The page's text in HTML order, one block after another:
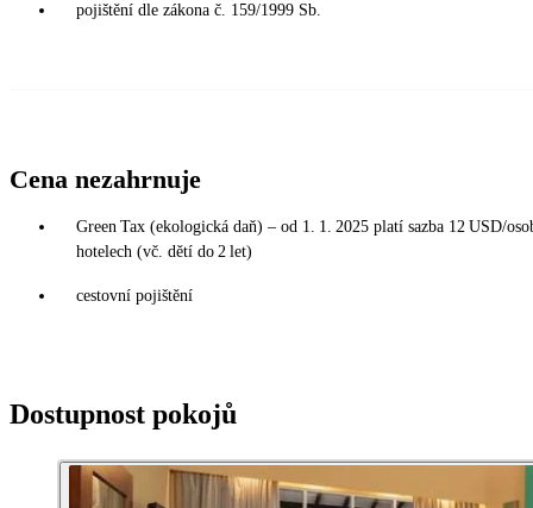
pojištění dle zákona č. 159/1999 Sb.
Cena nezahrnuje
Green Tax (ekologická daň) – od 1. 1. 2025 platí sazba 12 USD/
hotelech (vč. dětí do 2 let)
cestovní pojištění
Dostupnost pokojů